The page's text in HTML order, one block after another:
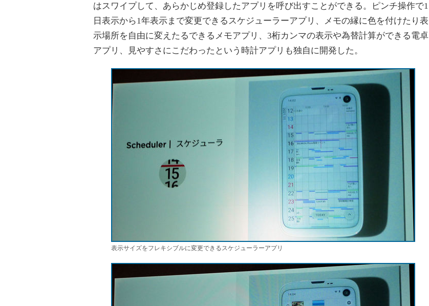
はスワイプして、あらかじめ登録したアプリを呼び出すことができる。ピンチ操作で1
日表示から1年表示まで変更できるスケジューラーアプリ、メモの縁に色を付けたり表
示場所を自由に変えたるできるメモアプリ、3桁カンマの表示や為替計算ができる電卓
アプリ、見やすさにこだわったという時計アプリも独自に開発した。
表示サイズをフレキシブルに変更できるスケジューラーアプリ